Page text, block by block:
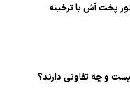
پخت آش با ترخینه
و چه تفاوتی دارند؟